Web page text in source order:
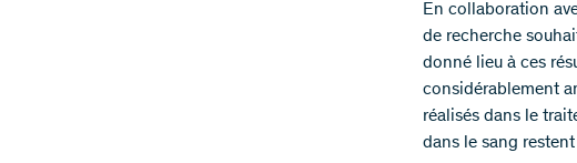
En collaboration
de recherche
donné lieu à ces
considérablement
réalisés dans le
dans le sang